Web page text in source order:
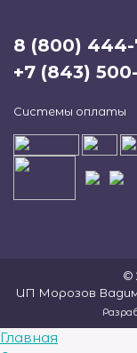
8 (800)
+7 (843)
Системы оплаты
©
ИП Морозов Вадим
Главная